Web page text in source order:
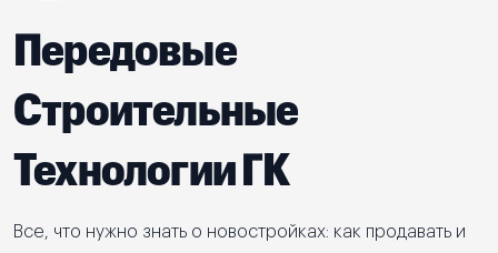
Передовые
Строительные
Технологии ГК
Все, что нужно знать о новостройках: как продавать и